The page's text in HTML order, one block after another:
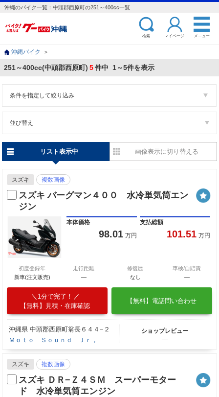
沖縄のバイク一覧：中頭郡西原町の251～400cc一覧
検索 マイページ メニュー
沖縄バイク ＞
251～400cc(中頭郡西原町) 5件中 1～5件を表示
条件を指定して絞り込み
並び替え
リスト表示中 画像表示に切り替える
スズキ 複数画像
スズキ バーグマン４００ 水冷単気筒エン
ジン
本体価格
98.01 万円
支払総額
101.51 万円
初度登録年
新車(注文販売)
走行距離
―
修復歴
なし
車検/自賠責
―
1分で完了！
【無料】見積・在庫確認
【無料】電話問い合わせ
沖縄県 中頭郡西原町翁長６４４−２
Ｍｏｔｏ Ｓｏｕｎｄ Ｊｒ，
ショップレビュー
―
スズキ 複数画像
スズキ ＤＲ−Ｚ４ＳＭ スーパーモター
ド 水冷単気筒エンジン